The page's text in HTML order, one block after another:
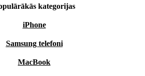
kategorijas
iPhone
Samsung telefoni
MacBook